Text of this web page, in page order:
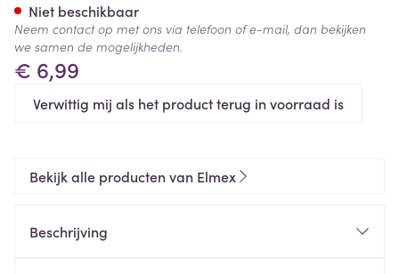
€ 6,99
Verwittig mij als het product terug in voorraad is
Niet beschikbaar
Neem contact op met ons via telefoon of e-mail, dan bekijken
we samen de mogelijkheden.
Bekijk alle producten van Elmex
Beschrijving